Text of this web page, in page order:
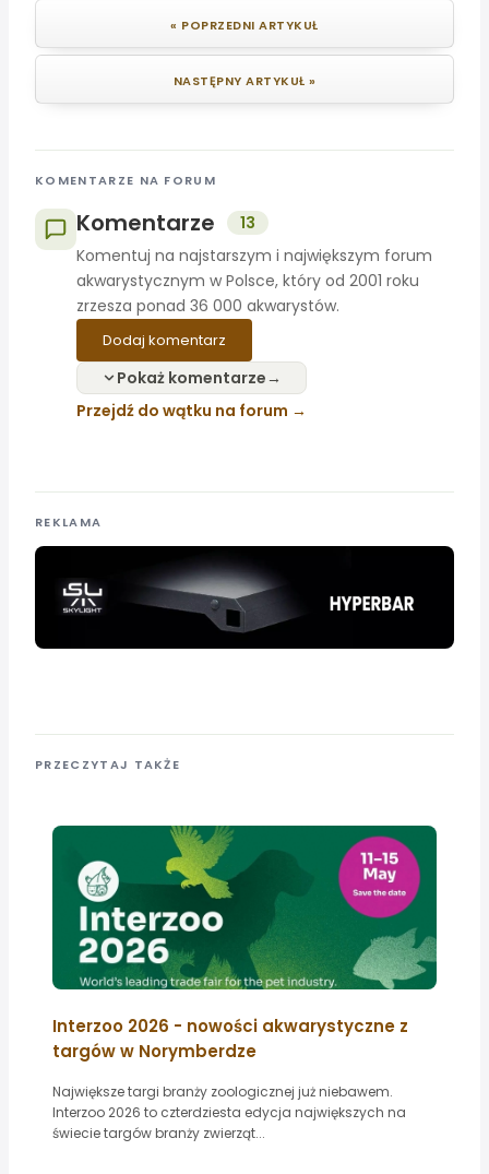
« POPRZEDNI ARTYKUŁ
NASTĘPNY ARTYKUŁ »
KOMENTARZE NA FORUM
Komentarze
13
Komentuj na najstarszym i największym forum
akwarystycznym w Polsce, który od 2001 roku
zrzesza ponad 36 000 akwarystów.
Dodaj komentarz
Pokaż komentarze
Przejdź do wątku na forum
REKLAMA
PRZECZYTAJ TAKŻE
Interzoo 2026 - nowości akwarystyczne z
targów w Norymberdze
Największe targi branży zoologicznej już niebawem.
Interzoo 2026 to czterdziesta edycja największych na
świecie targów branży zwierząt...